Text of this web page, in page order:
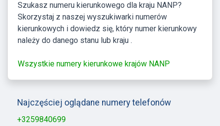
Szukasz numeru kierunkowego dla kraju NANP?
Skorzystaj z naszej wyszukiwarki numerów
kierunkowych i dowiedz się, który numer kierunkowy
należy do danego stanu lub kraju .
Wszystkie numery kierunkowe krajów NANP
Najczęściej oglądane numery telefonów
+3259840699